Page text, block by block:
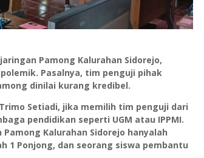
Pamong Kalurahan Sidorejo,
Pasalnya, tim penguji pihak
dinilai kurang kredibel.
Setiadi, jika memilih tim penguji dari
pendidikan seperti UGM atau IPPMI.
Kalurahan Sidorejo hanyalah
1 Ponjong, dan seorang siswa pembantu